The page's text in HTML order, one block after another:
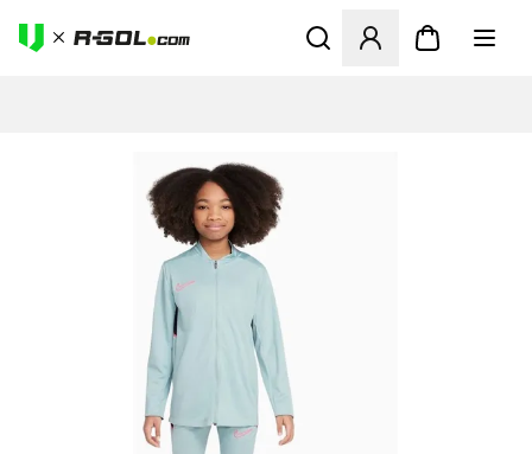
Ανοίγει ένα Modal για να